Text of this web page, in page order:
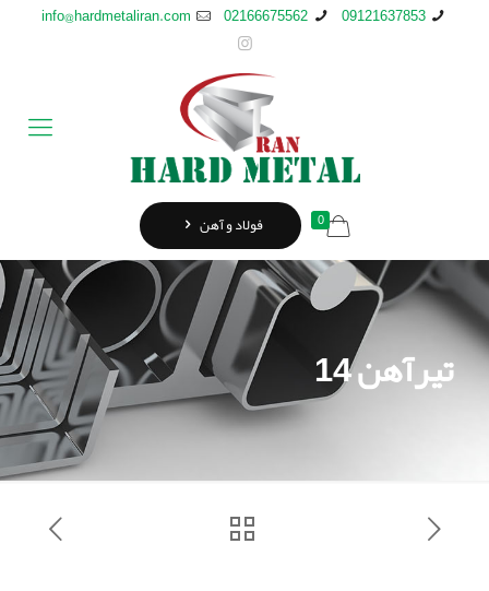
09121637853
02166675562
info@hardmetaliran.com
0 فولاد و آهن
تیرآهن 14